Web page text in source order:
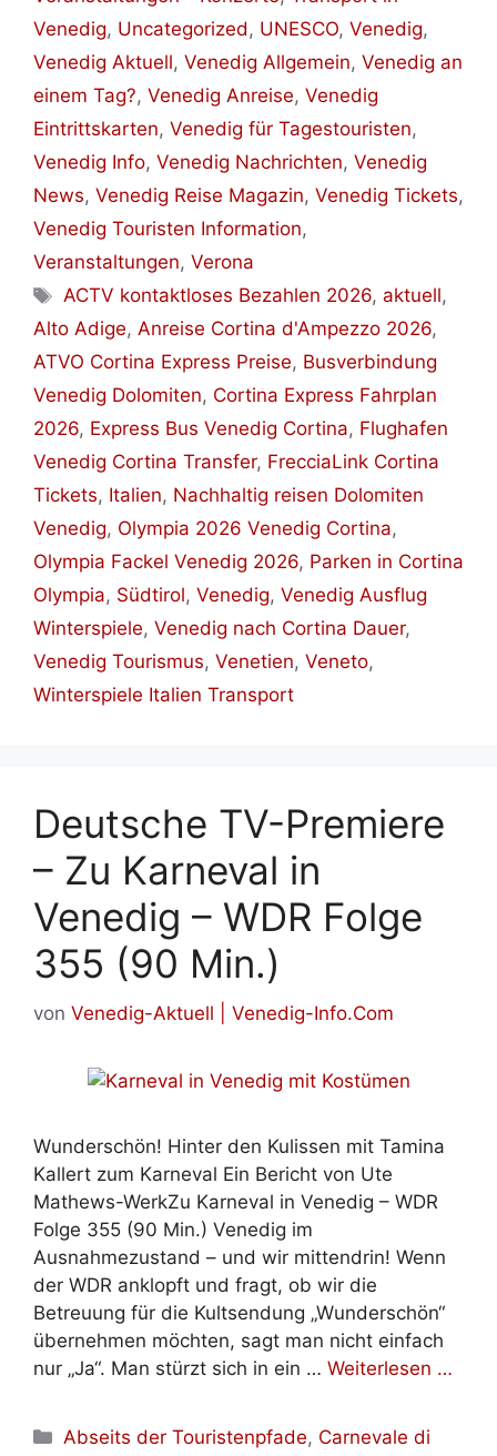
Venedig, Uncategorized, UNESCO, Venedig,
Venedig Aktuell, Venedig Allgemein, Venedig an
einem Tag?, Venedig Anreise, Venedig
Eintrittskarten, Venedig für Tagestouristen,
Venedig Info, Venedig Nachrichten, Venedig
News, Venedig Reise Magazin, Venedig Tickets,
Venedig Touristen Information,
Veranstaltungen, Verona
Schlagwörter
ACTV kontaktloses Bezahlen 2026, aktuell,
Alto Adige, Anreise Cortina d'Ampezzo 2026,
ATVO Cortina Express Preise, Busverbindung
Venedig Dolomiten, Cortina Express Fahrplan
2026, Express Bus Venedig Cortina, Flughafen
Venedig Cortina Transfer, FrecciaLink Cortina
Tickets, Italien, Nachhaltig reisen Dolomiten
Venedig, Olympia 2026 Venedig Cortina,
Olympia Fackel Venedig 2026, Parken in Cortina
Olympia, Südtirol, Venedig, Venedig Ausflug
Winterspiele, Venedig nach Cortina Dauer,
Venedig Tourismus, Venetien, Veneto,
Winterspiele Italien Transport
Deutsche TV-Premiere
– Zu Karneval in
Venedig – WDR Folge
355 (90 Min.)
von Venedig-Aktuell | Venedig-Info.Com
Wunderschön! Hinter den Kulissen mit Tamina
Kallert zum Karneval Ein Bericht von Ute
Mathews-WerkZu Karneval in Venedig – WDR
Folge 355 (90 Min.) Venedig im
Ausnahmezustand – und wir mittendrin! Wenn
der WDR anklopft und fragt, ob wir die
Betreuung für die Kultsendung „Wunderschön“
übernehmen möchten, sagt man nicht einfach
nur „Ja“. Man stürzt sich in ein … Weiterlesen …
Kategorien
Abseits der Touristenpfade, Carnevale di